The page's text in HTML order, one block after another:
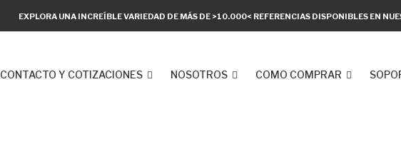
EXPLORA UNA INCREÍBLE VARIEDAD DE MÁS DE >10.000< REFERENCIAS DISPONIBLES EN
CONTACTO Y COTIZACIONES NOSOTROS COMO COMPRAR